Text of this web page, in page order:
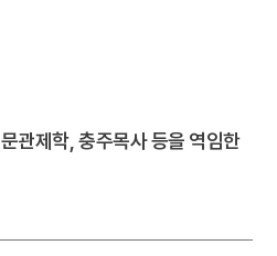
관제학, 충주목사 등을 역임한